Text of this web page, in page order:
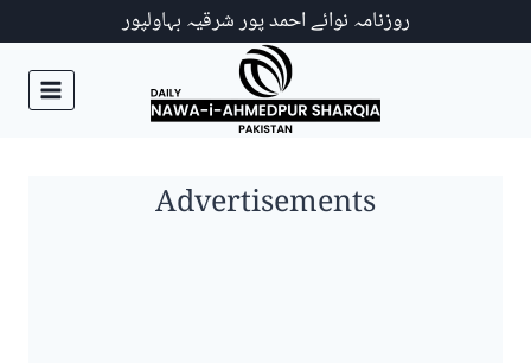
روزنامہ نوائے احمد پور شرقیہ بہاولپور
Advertisements